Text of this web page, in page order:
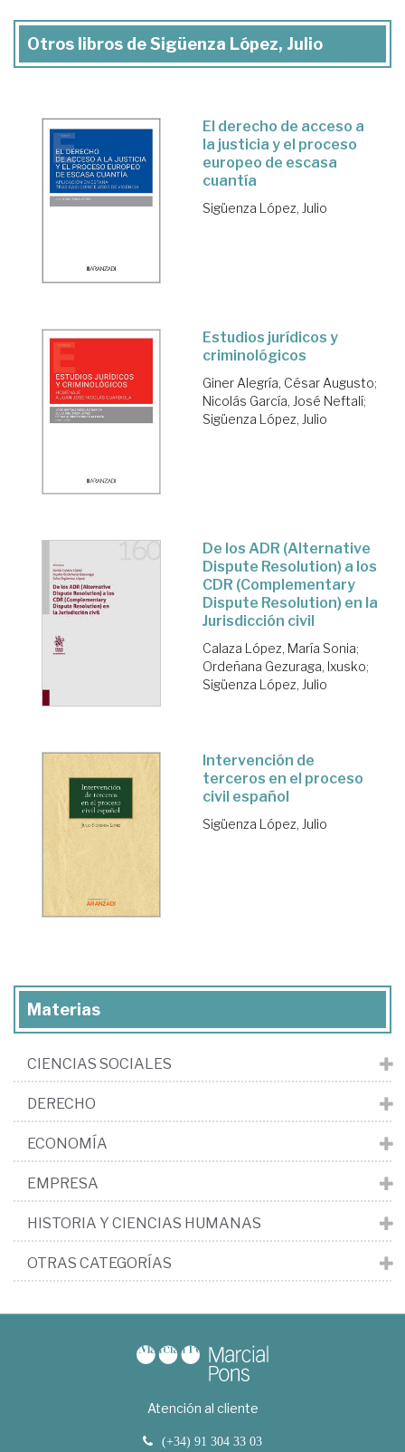
Otros libros de Sigüenza López, Julio
El derecho de acceso a
la justicia y el proceso
europeo de escasa
cuantía
Sigüenza López, Julio
Estudios jurídicos y
criminológicos
Giner Alegría, César Augusto;
Nicolás García, José Neftalí;
Sigüenza López, Julio
De los ADR (Alternative
Dispute Resolution) a los
CDR (Complementary
Dispute Resolution) en la
Jurisdicción civil
Calaza López, María Sonia;
Ordeñana Gezuraga, Ixusko;
Sigüenza López, Julio
Intervención de
terceros en el proceso
civil español
Sigüenza López, Julio
Materias
CIENCIAS SOCIALES
DERECHO
ECONOMÍA
EMPRESA
HISTORIA Y CIENCIAS HUMANAS
OTRAS CATEGORÍAS
Atención al cliente
(+34) 91 304 33 03